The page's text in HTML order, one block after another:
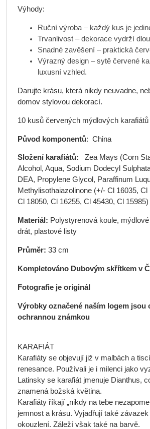
Výhody:
Ruční výroba – každý kus je
Trvanlivost – dekorace vydrží
Snadné zavěšení – praktická
Výrazný design – sytě červené
luxusní vzhled.
Darujte krásu, která nikdy neuvadne,
domov stylovou dekorací.
10 kusů červených mýdlových karafiátů
Původ komponentů: China
Složení karafiátů: Zea Mays (Corn
Alcohol, Aqua, Sodium Dodecyl
DEA, Propylene Glycol, Paraffinum
Methylisothaiazolinone (+/- Cl 16035, Cl
Cl 18050, Cl 16255, Cl 45430, Cl 15985)
Materiál: Polystyrenová koule,
drát, plastové listy
Průměr: 33 cm
Kompletováno Dubovým skřítkem v
Fotografie je originál
Výrobky označené naším logem jsou
ochrannou známkou
KARAFIÁT
Karafiáty se objevují již v malbách a
renesance. Používali je i milenci jako
Latinsky se karafiát jmenuje Dianthus,
znamená božská květina.
Karafiáty říkají „nikdy na tebe
jemnost a krásu. Vyjadřují také závazek
okouzlení. Záleží však také na barvě.